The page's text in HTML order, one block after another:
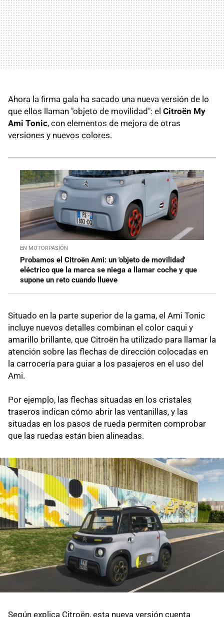
Ahora la firma gala ha sacado una nueva versión de lo
que ellos llaman "objeto de movilidad": el Citroën My
Ami Tonic, con elementos de mejora de otras
versiones y nuevos colores.
EN MOTORPASIÓN
Probamos el Citroën Ami: un 'objeto de movilidad'
eléctrico que la marca se niega a llamar coche y que
supone un reto cuando llueve
Situado en la parte superior de la gama, el Ami Tonic
incluye nuevos detalles combinan el color caqui y
amarillo brillante, que Citroën ha utilizado para llamar la
atención sobre las flechas de dirección colocadas en
la carrocería para guiar a los pasajeros en el uso del
Ami.
Por ejemplo, las flechas situadas en los cristales
traseros indican cómo abrir las ventanillas, y las
situadas en los pasos de rueda permiten comprobar
que las ruedas están bien alineadas.
Según explica Citroën, esta nueva versión cuenta